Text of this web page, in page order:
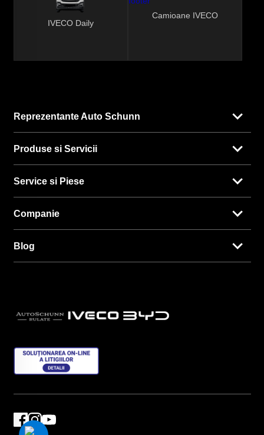
IVECO Daily
Camioane IVECO
Reprezentante Auto Schunn
Produse si Servicii
Service si Piese
Companie
Blog